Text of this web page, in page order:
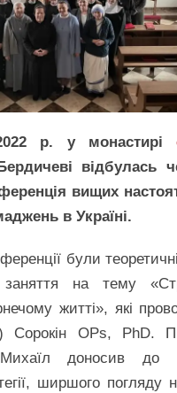
р. у монастирі
відбулась
вищих
в Україні.
були
на тему
житті», які
Сорокін OPs, PhD.
доносив до
ширшого погляду